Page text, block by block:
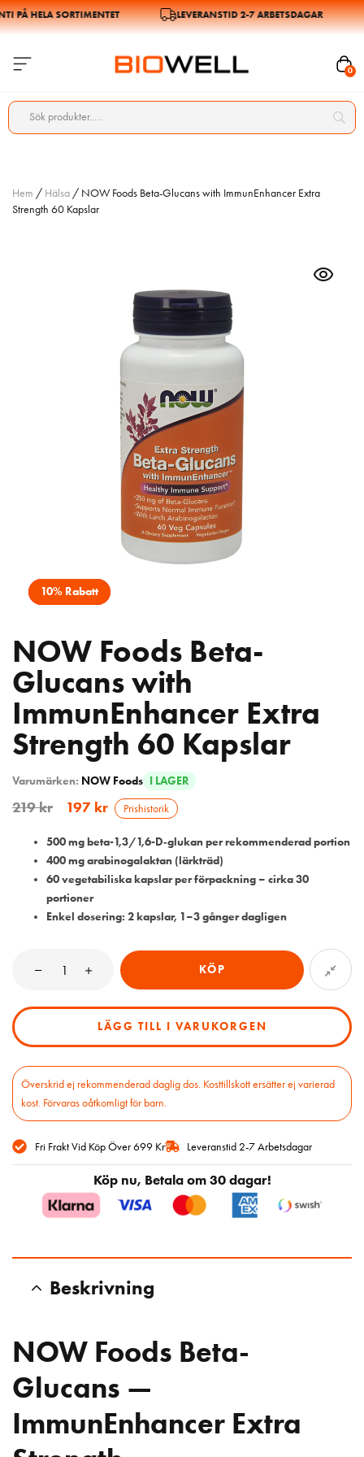
HELA SORTIMENTET LEVERANSTID 2-7 ARBETSDAGAR
0
Hem / Hälsa / NOW Foods Beta-Glucans with ImmunEnhancer Extra
Strength 60 Kapslar
10% Rabatt
NOW Foods Beta-
Glucans with
ImmunEnhancer Extra
Strength 60 Kapslar
Varumärken: NOW Foods I LAGER
219kr 197 kr Prishistorik
500 mg beta-1,3/1,6-D‑glukan per rekommenderad portion
400 mg arabinogalaktan (lärkträd)
60 vegetabiliska kapslar per förpackning – cirka 30
portioner
Enkel dosering: 2 kapslar, 1–3 gånger dagligen
KÖP
LÄGG TILL I VARUKORGEN
Överskrid ej rekommenderad daglig dos. Kosttillskott ersätter ej varierad
kost. Förvaras oåtkomligt för barn.
Fri Frakt Vid Köp Över 699 Kr Leveranstid 2-7 Arbetsdagar
Köp nu, Betala om 30 dagar!
Beskrivning
NOW Foods Beta-
Glucans —
ImmunEnhancer Extra